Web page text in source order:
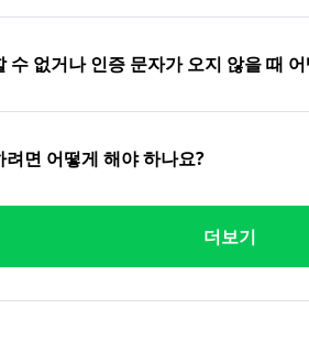
수 없거나 인증 문자가 오지 않을 때
면 어떻게 해야 하나요?
더보기